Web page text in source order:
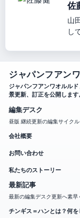
佐
山
し
ジャパンフアン
ジャパンフアンワオルル
景更新、訂正を公開します
編集デスク
昼版 継続更新の編集サイクル
会社概要
お問い合わせ
私たちのストーリー
最新記事
最新の編集デスク更新へ素早
チンギス＝ハンとは？何